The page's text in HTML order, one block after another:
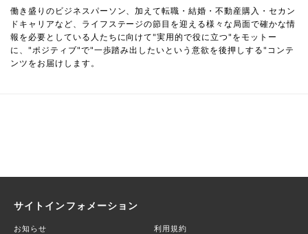
働き盛りのビジネスパーソン、加えて転職・結婚・不動産購入・セカン
ドキャリアなど、ライフステージの節目を迎える様々な局面で確かな情
報を必要としている人たちに向けて"実用的で役に立つ"をモットー
に、"ポジティブ"で"一歩踏み出したいという意欲を後押しする"コンテ
ンツをお届けします。
サイトインフォメーション
お知らせ 利用規約